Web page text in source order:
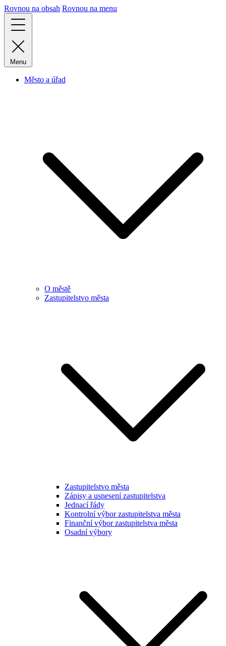
Rovnou na obsah Rovnou na menu
Menu
Město a úřad
O městě
Zastupitelstvo města
Zastupitelstvo města
Zápisy a usnesení zastupitelstva
Jednací řády
Kontrolní výbor zastupitelstva města
Finanční výbor zastupitelstva města
Osadní výbory